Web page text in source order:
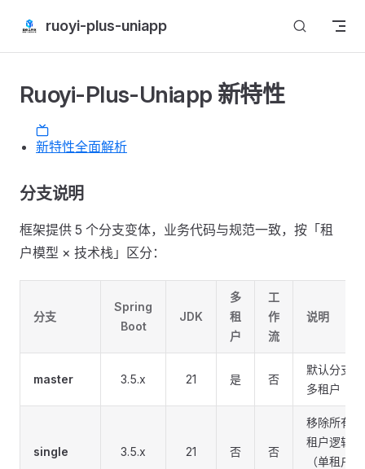
Skip to content
ruoyi-plus-uniapp
Ruoyi-Plus-Uniapp 新特性
新特性全面解析
分支说明
框架提供 5 个分支变体，业务代码与规范一致，按「租
户模型 × 技术栈」区分：
分支
Spring
Boot
JDK
多
租
户
工
作
流
说明
master 3.5.x 21 是 否
默认分支，
多租户
single 3.5.x 21 否 否
移除所有多
租户逻辑
（单租户